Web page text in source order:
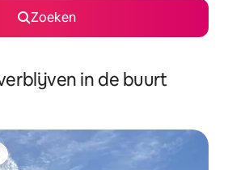
Zoeken
in de buurt